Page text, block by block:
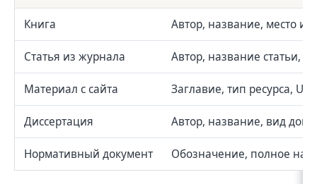
Книга Автор, название, место
Статья из журнала Автор, название статьи,
Материал с сайта Заглавие, тип ресурса,
Диссертация Автор, название, вид
Нормативный документ Обозначение, полное